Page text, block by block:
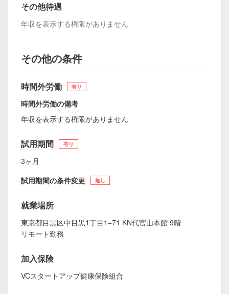
その他待遇
年収を表示する権限がありません
その他の条件
時間外労働 有り
時間外労働の備考
年収を表示する権限がありません
試用期間 有り
3ヶ月
試用期間の条件変更
無し
就業場所
東京都目黒区中目黒1丁目1−71 KN代官山本館 9階
リモート勤務
加入保険
VCスタートアップ健康保険組合